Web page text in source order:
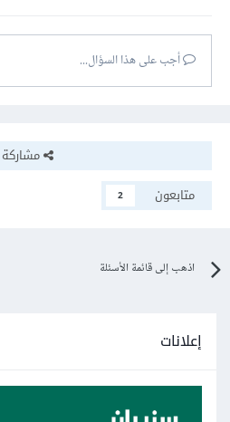
أجب على هذا السؤال...
مشاركة
متابعون
2
اذهب إلى قائمة الأسئلة
إعلانات